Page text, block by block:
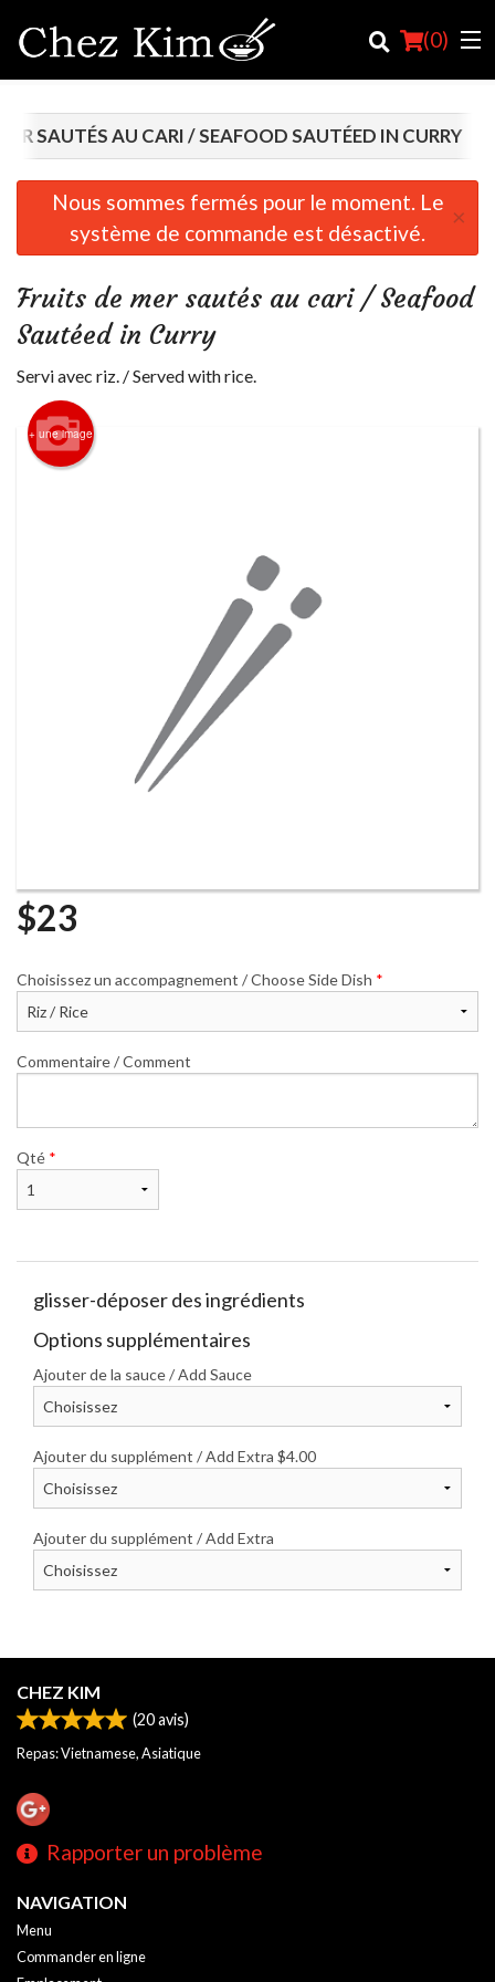
(0)
Commander en ligne
Emplacement
Connection
Inscription
Panier (0)
SAUTÉS AU CARI / SEAFOOD SAUTÉED IN CURRY
Nous sommes fermés pour le moment. Le
système de commande est désactivé.
×
Fruits de mer sautés au cari / Seafood
Sautéed in Curry
Servi avec riz. / Served with rice.
+ une image
$23
Choisissez un accompagnement / Choose Side Dish *
Commentaire / Comment
Qté *
glisser-déposer des ingrédients
Options supplémentaires
Ajouter de la sauce / Add Sauce
Ajouter du supplément / Add Extra $4.00
Ajouter du supplément / Add Extra
CHEZ KIM
(20avis)
Repas: Vietnamese, Asiatique
Rapporter un problème
NAVIGATION
Menu
Commander en ligne